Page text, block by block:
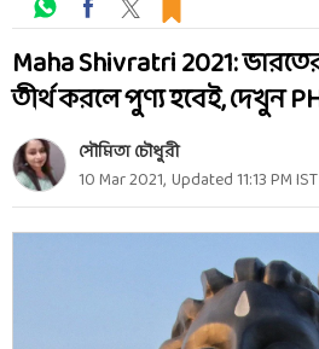
Maha Shivratri 2021:
তীর্থ করলে পুণ্য হবেই, দেখুন
সৌমিতা চৌধুরী
10 Mar 2021, Updated11:13 PMIST